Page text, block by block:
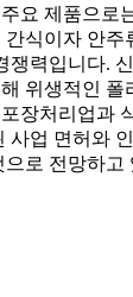
요 제품으로
식이자 안주
력입니다.
위생적인
장처리업과
업 면허와
로 전망하고